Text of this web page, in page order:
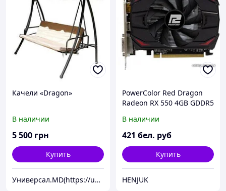
Качели «Dragon»
В наличии
5 500 грн
Купить
Универсал.MD(https://universal.prom.md/)
PowerColor Red Dragon
Radeon RX 550 4GB GDDR5
В наличии
421 бел. руб
Купить
HENJUK